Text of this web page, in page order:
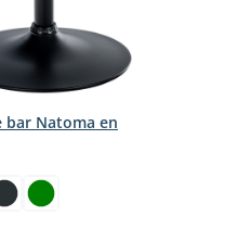
bar Natoma en